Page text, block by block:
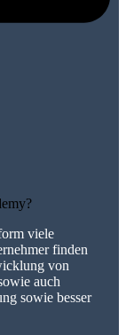
viele
finden
von
auch
sowie besser